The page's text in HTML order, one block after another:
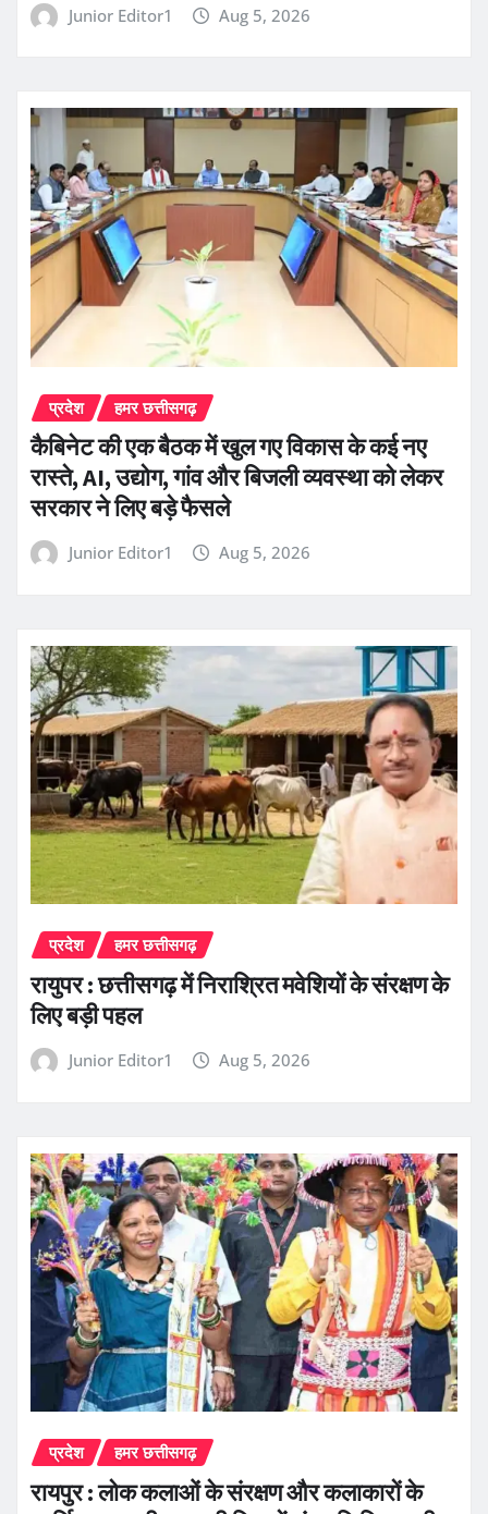
Junior Editor1 Aug 5, 2026
प्रदेश हमर छत्तीसगढ़
कैबिनेट की एक बैठक में खुल गए विकास के कई नए
रास्ते, AI, उद्योग, गांव और बिजली व्यवस्था को लेकर
सरकार ने लिए बड़े फैसले
Junior Editor1 Aug 5, 2026
प्रदेश हमर छत्तीसगढ़
रायुपर : छत्तीसगढ़ में निराश्रित मवेशियों के संरक्षण के
लिए बड़ी पहल
Junior Editor1 Aug 5, 2026
प्रदेश हमर छत्तीसगढ़
रायपुर : लोक कलाओं के संरक्षण और कलाकारों के